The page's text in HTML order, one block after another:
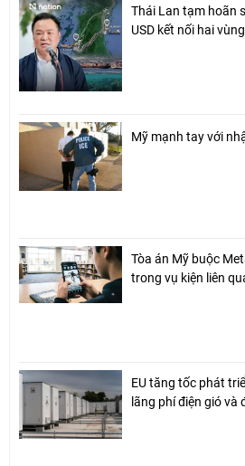
Thái Lan tạm hoãn
USD kết nối hai
Mỹ mạnh tay với
Tòa án Mỹ buộc
trong vụ kiện liên
EU tăng tốc phát
lãng phí điện gió và